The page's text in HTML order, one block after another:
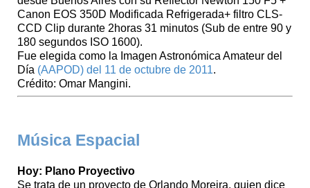
Canon EOS 350D Modificada Refrigerada+ filtro CLS-
CCD Clip durante 2horas 31 minutos (Sub de entre 90 y
180 segundos ISO 1600).
Fue elegida como la Imagen Astronómica Amateur del
Día (AAPOD) del 11 de octubre de 2011.
Crédito: Omar Mangini.
Música Espacial
Hoy: Plano Proyectivo
Se trata de un proyecto de Orlando Moreira, quien dice